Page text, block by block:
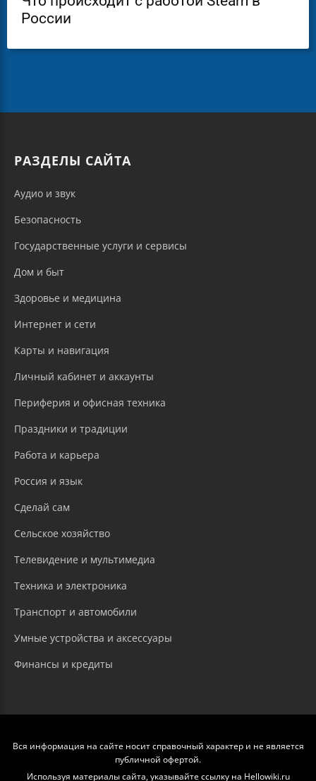
России
РАЗДЕЛЫ САЙТА
Аудио и звук
Безопасность
Государственные услуги и сервисы
Дом и быт
Здоровье и медицина
Интернет и сети
Карты и навигация
Личный кабинет и аккаунты
Периферия и офисная техника
Праздники и традиции
Работа и карьера
Россия и язык
Сделай сам
Сельское хозяйство
Телевидение и мультимедиа
Техника и электроника
Транспорт и автомобили
Умные устройства и аксессуары
Финансы и кредиты
Вся информация на сайте носит справочный характер и не является
публичной офертой.
Используя материалы сайта, указывайте ссылку на Hellowiki.ru